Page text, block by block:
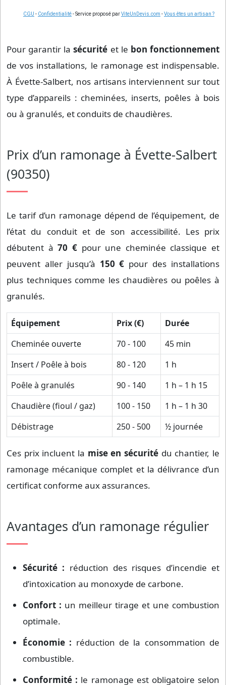
CGU - Confidentialité- Service proposé parViteUnDevis.com -Vous êtes un artisan ?
Pour garantir lasécurité et le bon fonctionnement
de vos installations, le ramonage est indispensable.
À Évette-Salbert, nos artisans interviennent sur tout
type d’appareils : cheminées, inserts, poêles à bois
ou à granulés, et conduits de chaudières.
Prix d’un ramonage à Évette-Salbert
(90350)
Le tarif d’un ramonage dépend de l’équipement, de
l’état du conduit et de son accessibilité. Les prix
débutent à70 €pour une cheminée classique et
peuvent aller jusqu’à 150 € pour des installations
plus techniques comme les chaudières ou poêles à
granulés.
Équipement Prix (€)
Durée
Cheminée ouverte
70 - 100
45 min
Insert / Poêle à bois
80 - 120
1 h
Poêle à granulés
90 - 140
1 h – 1 h 15
Chaudière (fioul / gaz)
100 - 150
1 h – 1 h 30
Débistrage
250 - 500 ½ journée
Ces prix incluent la mise en sécurité du chantier, le
ramonage mécanique complet et la délivrance d’un
certificat conforme aux assurances.
Avantages d’un ramonage régulier
Sécurité : réduction des risques d’incendie et
d’intoxication au monoxyde de carbone.
Confort : un meilleur tirage et une combustion
optimale.
Économie : réduction de la consommation de
combustible.
Conformité : le ramonage est obligatoire selon